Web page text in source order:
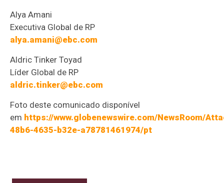
Alya Amani
Executiva Global de RP
alya.amani@ebc.com
Aldric Tinker Toyad
Líder Global de RP
aldric.tinker@ebc.com
Foto deste comunicado disponível
em https://www.globenewswire.com/NewsRoom/
48b6-4635-b32e-a78781461974/pt